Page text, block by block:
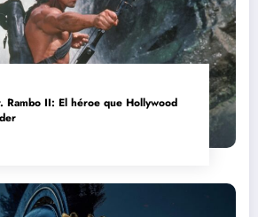
Rambo II: El héroe que Hollywood